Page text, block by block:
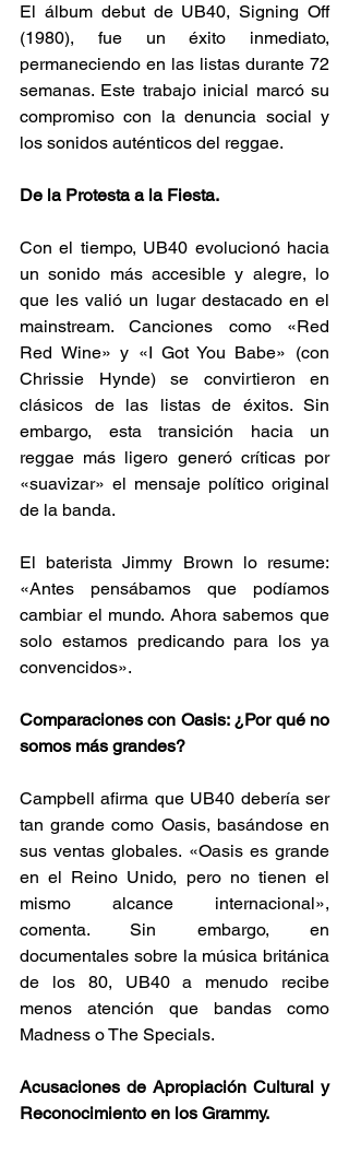
El álbum debut de UB40, Signing Off
(1980), fue un éxito inmediato,
permaneciendo en las listas durante 72
semanas. Este trabajo inicial marcó su
compromiso con la denuncia social y
los sonidos auténticos del reggae.
De la Protesta a la Fiesta.
Con el tiempo, UB40 evolucionó hacia
un sonido más accesible y alegre, lo
que les valió un lugar destacado en el
mainstream. Canciones como «Red
Red Wine» y «I Got You Babe» (con
Chrissie Hynde) se convirtieron en
clásicos de las listas de éxitos. Sin
embargo, esta transición hacia un
reggae más ligero generó críticas por
«suavizar» el mensaje político original
de la banda.
El baterista Jimmy Brown lo resume:
«Antes pensábamos que podíamos
cambiar el mundo. Ahora sabemos que
solo estamos predicando para los ya
convencidos».
Comparaciones con Oasis: ¿Por qué no
somos más grandes?
Campbell afirma que UB40 debería ser
tan grande como Oasis, basándose en
sus ventas globales. «Oasis es grande
en el Reino Unido, pero no tienen el
mismo alcance internacional»,
comenta. Sin embargo, en
documentales sobre la música británica
de los 80, UB40 a menudo recibe
menos atención que bandas como
Madness o The Specials.
Acusaciones de Apropiación Cultural y
Reconocimiento en los Grammy.